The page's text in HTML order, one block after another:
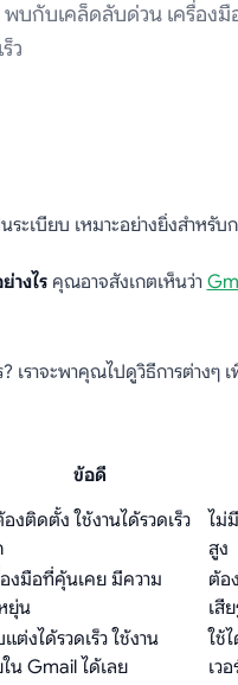
พบกับเคล็ดลับด่วน เครื่อง
ว
Gmail
เบียบ เหมาะอย่างยิ่งสำหรับ
างไรคุณอาจสังเกตเห็นว่า
เราจะพาคุณไปดูวิธีการต่าง
ข้อดี
งติดตั้ง ใช้งานได้รวดเร็ว
ไม่
สูง
องมือที่คุ้นเคย มีความ
ยุ่น
ต้อ
เสี
ต่งได้รวดเร็ว ใช้งาน
น Gmail ได้เลย
ใช้
เว